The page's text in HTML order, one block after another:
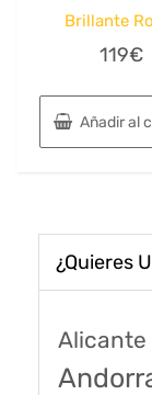
Brillante
119€
Añadir al
¿Quieres
Alicante